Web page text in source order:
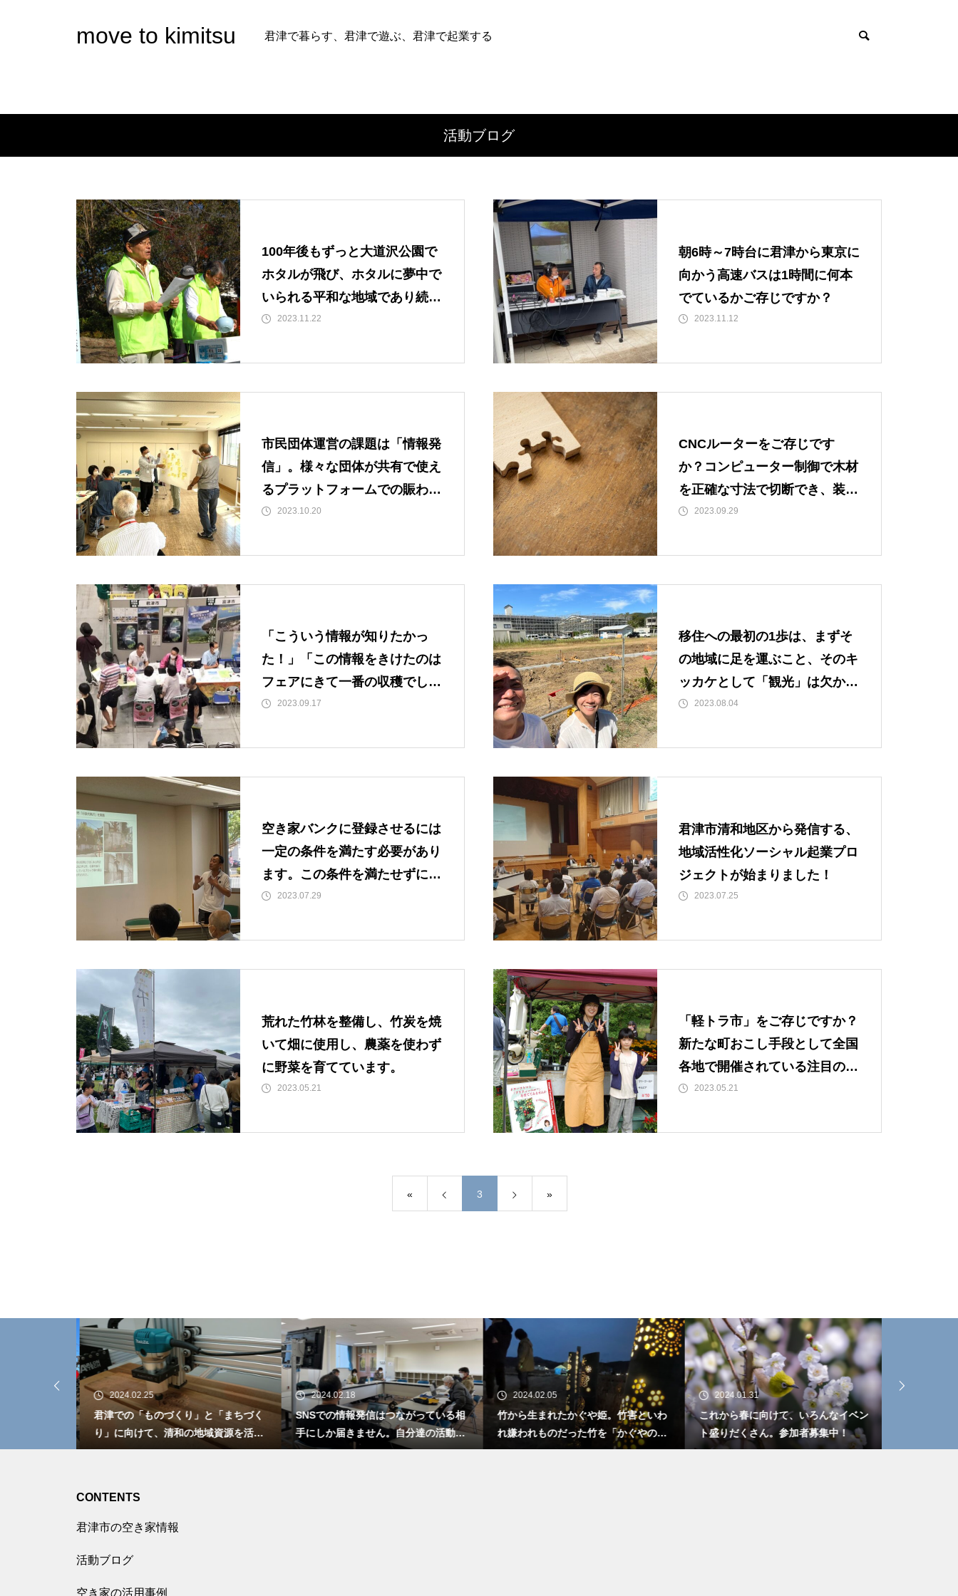
move to kimitsu 君津で暮らす、君津で遊ぶ、君津で起業する
活動ブログ
100年後もずっと大道沢公園で
ホタルが飛び、ホタルに夢中で
いられる平和な地域であり続け
てくれていたら、とてもうれし
2023.11.22
朝6時～7時台に君津から東京に
向かう高速バスは1時間に何本
でているかご存じですか？
2023.11.12
市民団体運営の課題は「情報発
信」。様々な団体が共有で使え
るプラットフォームでの賑わい
は、市民活動に参加していない
促すマグネットになるのでは…
2023.10.20
CNCルーターをご存じです
か？コンピューター制御で木材
を正確な寸法で切断でき、装飾
的な彫刻も作りだせるデジタル
2023.09.29
「こういう情報が知りたかっ
た！」「この情報をきけたのは
フェアにきて一番の収穫でし
た」と喜んでいただきました。
2023.09.17
移住への最初の1歩は、まずそ
の地域に足を運ぶこと、そのキ
ッカケとして「観光」は欠かせ
ない要素だと思います。
2023.08.04
空き家バンクに登録させるには
一定の条件を満たす必要があり
ます。この条件を満たせずに断
念せざるを得ない物件が多いん
2023.07.29
君津市清和地区から発信する、
地域活性化ソーシャル起業プロ
ジェクトが始まりました！
2023.07.25
荒れた竹林を整備し、竹炭を焼
いて畑に使用し、農薬を使わず
に野菜を育てています。
2023.05.21
「軽トラ市」をご存じですか？
新たな町おこし手段として全国
各地で開催されている注目のイ
ベントです。
2023.05.21
« 3 »
2024.02.25
君津での「ものづくり」と「まちづく
り」に向けて、清和の地域資源を活用
した木工アートの創造。
2024.02.18
SNSでの情報発信はつながっている相
手にしか届きません。自分達の活動を
知らない人に伝えるにはホームページ
2024.02.05
竹から生まれたかぐや姫。竹害といわ
れ嫌われものだった竹を「かぐやの
道」として観光資源にするプロジェク
2024.01.31
これから春に向けて、いろんなイベン
ト盛りだくさん。参加者募集中！
もっとも必
CONTENTS
君津市の空き家情報
活動ブログ
空き家の活用事例